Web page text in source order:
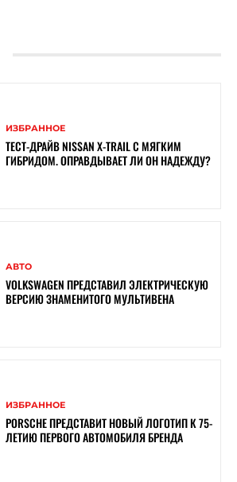
ИЗБРАННОЕ
ТЕСТ-ДРАЙВ NISSAN X-TRAIL С МЯГКИМ
ГИБРИДОМ. ОПРАВДЫВАЕТ ЛИ ОН НАДЕЖДУ?
АВТО
VOLKSWAGEN ПРЕДСТАВИЛ ЭЛЕКТРИЧЕСКУЮ
ВЕРСИЮ ЗНАМЕНИТОГО МУЛЬТИВЕНА
ИЗБРАННОЕ
PORSCHE ПРЕДСТАВИТ НОВЫЙ ЛОГОТИП К 75-
ЛЕТИЮ ПЕРВОГО АВТОМОБИЛЯ БРЕНДА